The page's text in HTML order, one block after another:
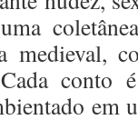
conto
em